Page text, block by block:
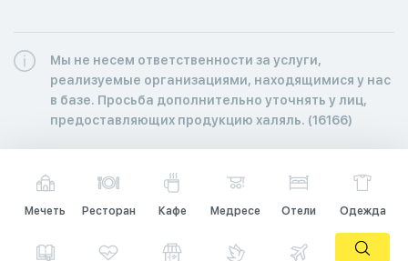
Мы не несем ответственности за услуги,
реализуемые организациями, находящимися у нас
в базе. Просьба дополнительно уточнять у лиц,
предоставляющих продукцию халяль. (16166)
Мечеть Ресторан Кафе Медресе Отели Одежда